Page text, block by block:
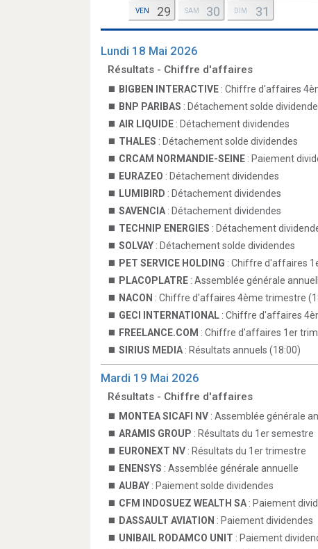
VEN 29 SAM 30 DIM 31
Lundi 18 Mai 2026
Résultats - Chiffre d'affaires
BIGBEN INTERACTIVE : Chiffre d'affaires
BNP PARIBAS : Détachement solde
AIR LIQUIDE : Détachement dividendes
THALES : Détachement solde dividendes
CRCAM NORMANDIE-SEINE : Paiement
EURAZEO : Détachement dividendes
LUMIBIRD : Détachement dividendes
SAVENCIA : Détachement dividendes
TECHNIP ENERGIES : Détachement
SOLVAY : Détachement solde dividendes
PET SERVICE HOLDING : Chiffre d'affaires
PLACOPLATRE : Assemblée générale
NACON : Chiffre d'affaires 4ème trimestre
GECI INTERNATIONAL : Chiffre d'affaires
FREELANCE.COM : Chiffre d'affaires 1er
SIRIUS MEDIA : Résultats annuels (18:00)
Mardi 19 Mai 2026
Résultats - Chiffre d'affaires
MONTEA SICAFI NV : Assemblée générale
ARAMIS GROUP : Résultats du 1er semestre
EURONEXT NV : Résultats du 1er trimestre
ENENSYS : Assemblée générale annuelle
AUBAY : Paiement solde dividendes
CFM INDOSUEZ WEALTH SA : Paiement
DASSAULT AVIATION : Paiement dividendes
UNIBAIL RODAMCO UNIT : Paiement